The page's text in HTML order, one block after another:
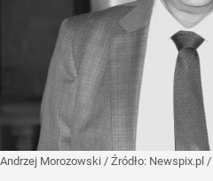
Andrzej Morozowski / Źródło: Newspix.pl /